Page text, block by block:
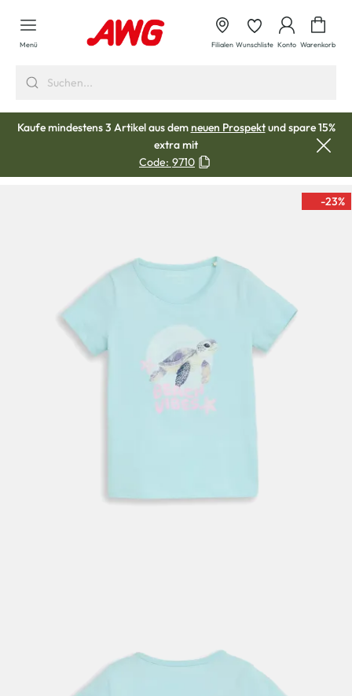
springen
Menü Filialen Wunschliste Konto Warenkorb
Kaufe mindestens 3 Artikel aus demneuen Prospektund spare 15%
extra mit
Code: 9710
-23%